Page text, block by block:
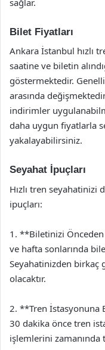
Bilet Fiyatları
Ankara İstanbul hızlı
saatine ve biletin
göstermektedir.
arasında
indirimler
daha uygun fiyatlarla
yakalayabilirsiniz.
Seyahat İpuçları
Hızlı tren seyahatinizi
ipuçları:
1. **Biletinizi
ve hafta sonlarında
Seyahatinizden birkaç
olacaktır.
2. **Tren İstasyonuna
30 dakika önce tren
işlemlerini zamanında